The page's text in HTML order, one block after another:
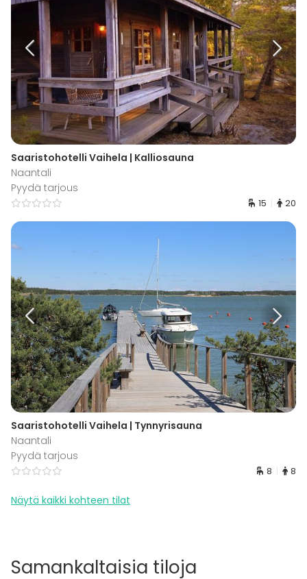
Saaristohotelli Vaihela | Kalliosauna
Naantali
Pyydä tarjous
15 20
Saaristohotelli Vaihela | Tynnyrisauna
Naantali
Pyydä tarjous
8 8
Näytä kaikki kohteen tilat
Samankaltaisia tiloja